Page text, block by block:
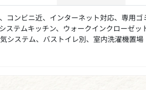
コンビニ近、インターネット対応、専用
ステムキッチン、ウォークインクローゼ
システム、バストイレ別、室内洗濯機置場